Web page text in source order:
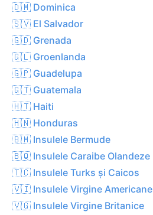
🇩🇲 Dominica
🇸🇻 El Salvador
🇬🇩 Grenada
🇬🇱 Groenlanda
🇬🇵 Guadelupa
🇬🇹 Guatemala
🇭🇹 Haiti
🇭🇳 Honduras
🇧🇲 Insulele Bermude
🇧🇶 Insulele Caraibe Olandeze
🇹🇨 Insulele Turks și Caicos
🇻🇮 Insulele Virgine Americane
🇻🇬 Insulele Virgine Britanice